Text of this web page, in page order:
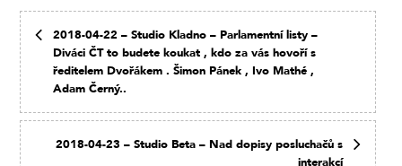
2018-04-22 – Studio Kladno – Parlamentní listy –
Diváci ČT to budete koukat , kdo za vás hovoří s
ředitelem Dvořákem . Šimon Pánek , Ivo Mathé ,
Adam Černý..
2018-04-23 – Studio Beta – Nad dopisy posluchačů s
interakcí